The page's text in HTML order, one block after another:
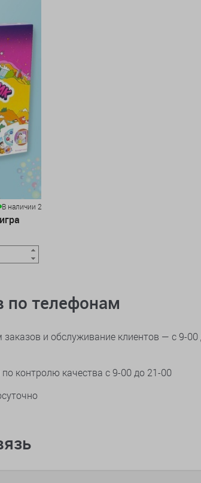
В наличии 2
по телефонам
и обслуживание клиентов — с 9-00
контролю качества с 9-00 до 21-00